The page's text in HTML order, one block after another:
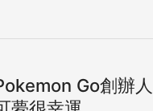
Go創辦人